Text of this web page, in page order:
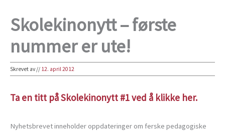
Skolekinonytt – første
nummer er ute!
Skrevet av// 12. april 2012
Ta en titt på Skolekinonytt #1 ved å klikke her.
Nyhetsbrevet inneholder oppdateringer om ferske pedagogiske